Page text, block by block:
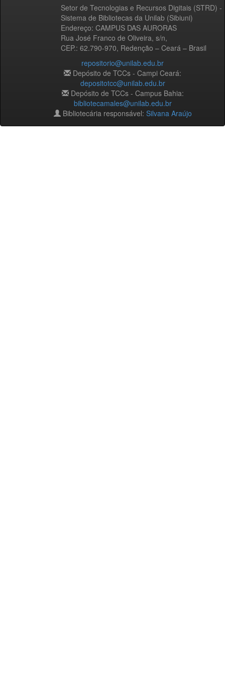
Setor de Tecnologias e Recursos Digitais (STRD) -
Sistema de Bibliotecas da Unilab (Sibiuni)
Endereço: CAMPUS DAS AURORAS
Rua José Franco de Oliveira, s/n,
CEP.: 62.790-970, Redenção – Ceará – Brasil
repositorio@unilab.edu.br
Depósito de TCCs - Campi Ceará:
depositotcc@unilab.edu.br
Depósito de TCCs - Campus Bahia:
bibliotecamales@unilab.edu.br
Bibliotecária responsável: Silvana Araújo